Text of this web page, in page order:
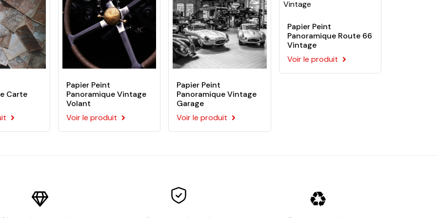
dos du visuel
de l’environnement
du papier peint sur votre mur. Ce kit comporte :
Carte
Papier Peint
Panoramique Vintage
Volant
Voir le produit
Papier Peint
Panoramique Vintage
Garage
Voir le produit
Papier Peint
Panoramique Route 66
Vintage
Voir le produit